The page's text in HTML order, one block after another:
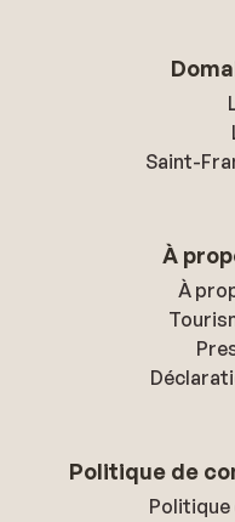
Saint-
À
À
Politique de